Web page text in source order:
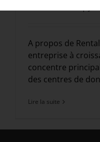
A propos de
entreprise à
concentre
des centres de
Lire la suite